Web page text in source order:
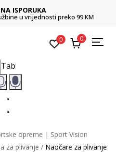
& COLLECT
u prodavnici po vašem izboru
0 0
Tab
opreme | Sport Vision
za plivanje Naočare za plivanje